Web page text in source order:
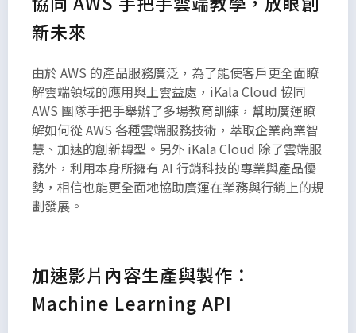
新未來
由於 AWS 的產品服務廣泛，為了能使客戶更全面瞭
解雲端領域的應用與上雲益處，iKala Cloud 協同
AWS 團隊手把手舉辦了多場教育訓練，幫助廣運瞭
解如何從 AWS 各種雲端服務技術，萃取企業商業智
慧、加速的創新轉型。另外 iKala Cloud 除了雲端服
務外，利用本身所擁有 AI 行銷科技的專業與產品優
勢，相信也能更全面地協助廣運在業務與行銷上的規
劃發展。
加速影片內容生產與製作：
Machine Learning API